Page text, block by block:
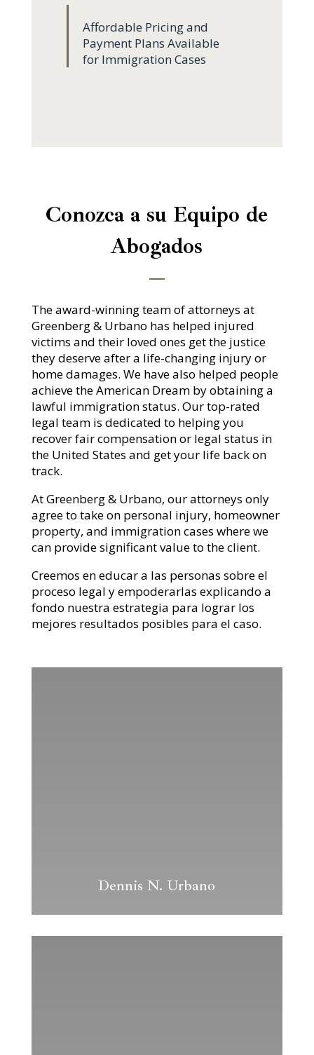
Affordable Pricing and
Payment Plans Available
for Immigration Cases
Conozca a su Equipo de
Abogados
The award-winning team of attorneys at
Greenberg & Urbano has helped injured
victims and their loved ones get the justice
they deserve after a life-changing injury or
home damages. We have also helped people
achieve the American Dream by obtaining a
lawful immigration status. Our top-rated
legal team is dedicated to helping you
recover fair compensation or legal status in
the United States and get your life back on
track.
At Greenberg & Urbano, our attorneys only
agree to take on personal injury, homeowner
property, and immigration cases where we
can provide significant value to the client.
Creemos en educar a las personas sobre el
proceso legal y empoderarlas explicando a
fondo nuestra estrategia para lograr los
mejores resultados posibles para el caso.
Dennis N. Urbano